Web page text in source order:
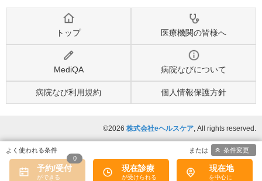
トップ 医療機関の皆様へ
MediQA 病院なびについて
病院なび利用規約 個人情報保護方針
©2026 株式会社eヘルスケア, All rights reserved.
予約/受付
0
現在診療 現在地
条件変更